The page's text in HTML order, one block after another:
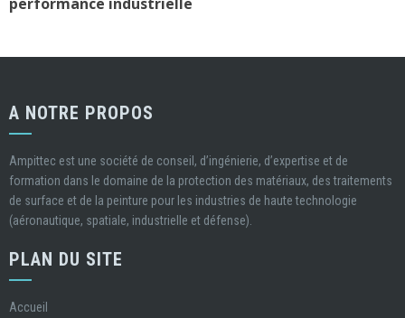
A NOTRE PROPOS
Ampittec est une société de conseil, d’ingénierie, d’expertise et de
formation dans le domaine de la protection des matériaux, des traitements
de surface et de la peinture pour les industries de haute technologie
(aéronautique, spatiale, industrielle et défense).
PLAN DU SITE
Accueil